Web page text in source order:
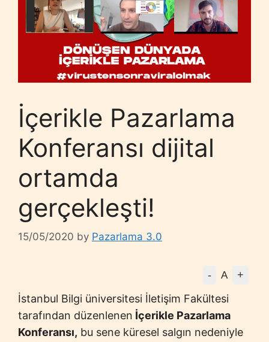
İçerikle Pazarlama
Konferansı dijital
ortamda
gerçekleşti!
15/05/2020 by Pazarlama 3.0
- A +
İstanbul Bilgi üniversitesi İletişim Fakültesi
tarafından düzenlenen İçerikle Pazarlama
Konferansı, bu sene küresel salgın nedeniyle